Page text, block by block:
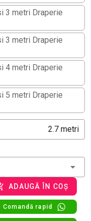
3 metri Draperie
3 metri Draperie
4 metri Draperie
5 metri Draperie
metri
ADAUGĂ ÎN COȘ
Comandă rapid